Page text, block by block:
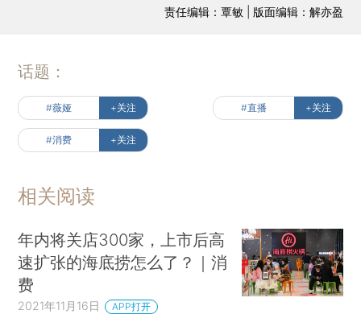
责任编辑：覃敏 | 版面编辑：解亦盈
话题：
#薇娅 +关注 #直播 +关注
#消费 +关注
相关阅读
年内将关店300家，上市后高
速扩张的海底捞怎么了？｜消
费
2021年11月16日 APP打开